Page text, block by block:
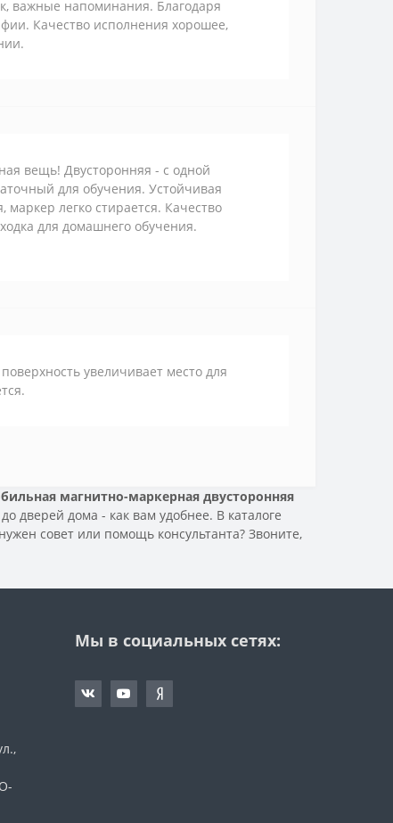
важные напоминания. Благодаря
Качество исполнения хорошее,
вещь! Двусторонняя - с одной
для обучения. Устойчивая
легко стирается. Качество
для домашнего обучения.
увеличивает место для
магнитно-маркерная двусторонняя
дверей дома - как вам удобнее. В каталоге
совет или помощь консультанта? Звоните,
Мы в социальных сетях: